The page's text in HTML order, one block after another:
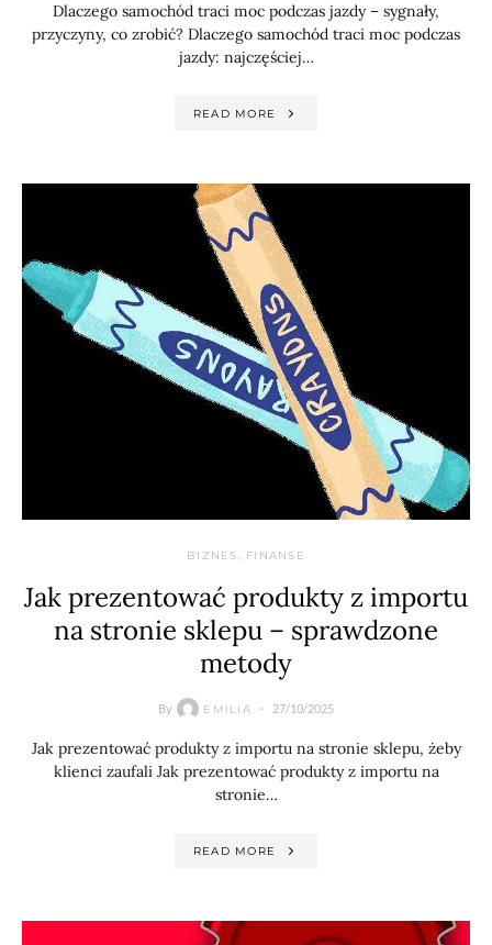
Dlaczego samochód traci moc podczas jazdy – sygnały,
przyczyny, co zrobić? Dlaczego samochód traci moc podczas
jazdy: najczęściej…
READ MORE
BIZNES, FINANSE
Jak prezentować produkty z importu
na stronie sklepu – sprawdzone
metody
By EMILIA 27/10/2025
Jak prezentować produkty z importu na stronie sklepu, żeby
klienci zaufali Jak prezentować produkty z importu na
stronie…
READ MORE